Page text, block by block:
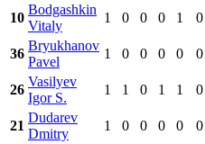
10
Bodgashkin
Vitaly
1 0 0 0 1 0
36
Bryukhanov
Pavel
1 0 0 0 0 0
26
Vasilyev
Igor S.
1 1 0 1 1 0
21
Dudarev
Dmitry
1 0 0 0 0 0